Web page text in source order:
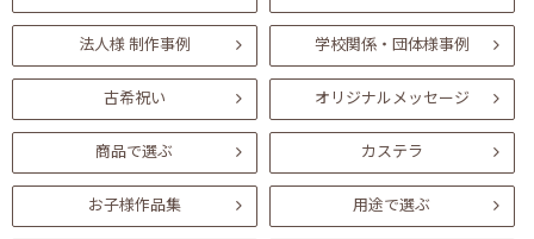
法人様 制作事例 学校関係・団体様事例
古希祝い オリジナルメッセージ
商品で選ぶ カステラ
お子様作品集 用途で選ぶ